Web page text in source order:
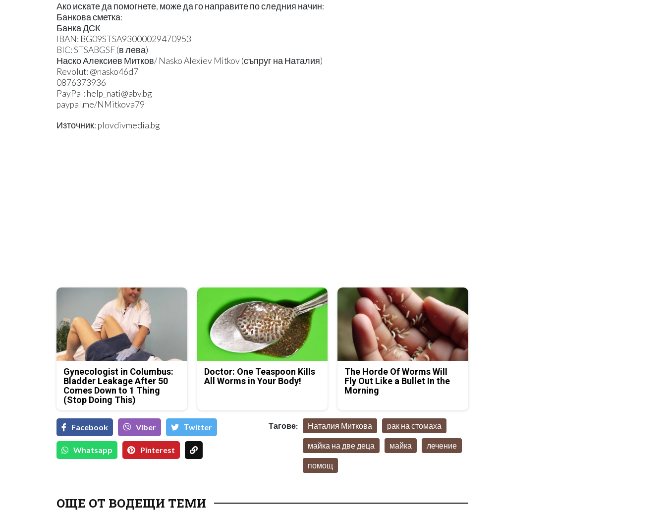
Ако искате да помогнете, може да го направите по следния начин:
Банкова сметка:
Банка ДСК
IBAN: BG09STSA93000029470953
BIC: STSABGSF (в лева)
Наско Алексиев Митков/ Nasko Alexiev Mitkov (съпруг на Наталия)
Revolut: @nasko46d7
0876373936
PayPal: help_nati@abv.bg
paypal.me/NMitkova79
Източник: plovdivmedia.bg
Gynecologist in Columbus:
Bladder Leakage After 50
Comes Down to 1 Thing
(Stop Doing This)
Doctor: One Teaspoon Kills
All Worms in Your Body!
The Horde Of Worms Will
Fly Out Like a Bullet In the
Morning
Facebook Viber Тwitter
Whatsapp Pinterest
Тагове: Наталия Миткова рак на стомаха
майка на две деца майка лечение
помощ
ОЩЕ ОТ ВОДЕЩИ ТЕМИ